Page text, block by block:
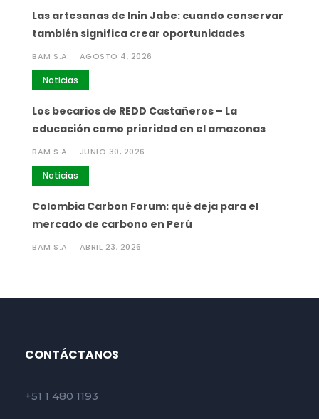
Las artesanas de Inin Jabe: cuando conservar
también significa crear oportunidades
BAM S.A AGOSTO 4, 2026
Noticias
Los becarios de REDD Castañeros – La
educación como prioridad en el amazonas
BAM S.A JUNIO 30, 2026
Noticias
Colombia Carbon Forum: qué deja para el
mercado de carbono en Perú
BAM S.A ABRIL 23, 2026
CONTÁCTANOS
+51 1 480 1193